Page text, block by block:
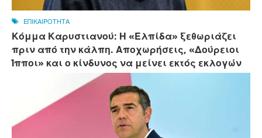
ΕΠΙΚΑΙΡΟΤΗΤΑ
Κόμμα Καρυστιανού: Η «Ελπίδα» ξεθωριάζει
πριν από την κάλπη. Αποχωρήσεις, «Δούρειοι
Ίπποι» και ο κίνδυνος να μείνει εκτός εκλογών